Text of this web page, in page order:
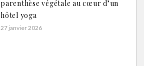
parenthèse végétale au cœur d’un
hôtel yoga
27 janvier 2026